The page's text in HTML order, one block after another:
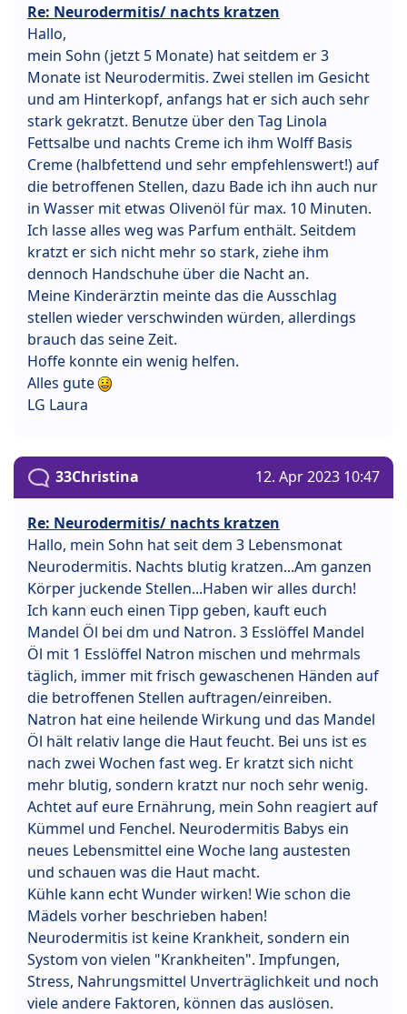
Re: Neurodermitis/ nachts kratzen
Hallo,
mein Sohn (jetzt 5 Monate) hat seitdem er 3
Monate ist Neurodermitis. Zwei stellen im Gesicht
und am Hinterkopf, anfangs hat er sich auch sehr
stark gekratzt. Benutze über den Tag Linola
Fettsalbe und nachts Creme ich ihm Wolff Basis
Creme (halbfettend und sehr empfehlenswert!) auf
die betroffenen Stellen, dazu Bade ich ihn auch nur
in Wasser mit etwas Olivenöl für max. 10 Minuten.
Ich lasse alles weg was Parfum enthält. Seitdem
kratzt er sich nicht mehr so stark, ziehe ihm
dennoch Handschuhe über die Nacht an.
Meine Kinderärztin meinte das die Ausschlag
stellen wieder verschwinden würden, allerdings
brauch das seine Zeit.
Hoffe konnte ein wenig helfen.
Alles gute
LG Laura
33Christina 12. Apr 2023 10:47
Re: Neurodermitis/ nachts kratzen
Hallo, mein Sohn hat seit dem 3 Lebensmonat
Neurodermitis. Nachts blutig kratzen...Am ganzen
Körper juckende Stellen...Haben wir alles durch!
Ich kann euch einen Tipp geben, kauft euch
Mandel Öl bei dm und Natron. 3 Esslöffel Mandel
Öl mit 1 Esslöffel Natron mischen und mehrmals
täglich, immer mit frisch gewaschenen Händen auf
die betroffenen Stellen auftragen/einreiben.
Natron hat eine heilende Wirkung und das Mandel
Öl hält relativ lange die Haut feucht. Bei uns ist es
nach zwei Wochen fast weg. Er kratzt sich nicht
mehr blutig, sondern kratzt nur noch sehr wenig.
Achtet auf eure Ernährung, mein Sohn reagiert auf
Kümmel und Fenchel. Neurodermitis Babys ein
neues Lebensmittel eine Woche lang austesten
und schauen was die Haut macht.
Kühle kann echt Wunder wirken! Wie schon die
Mädels vorher beschrieben haben!
Neurodermitis ist keine Krankheit, sondern ein
Systom von vielen "Krankheiten". Impfungen,
Stress, Nahrungsmittel Unverträglichkeit und noch
viele andere Faktoren, können das auslösen.